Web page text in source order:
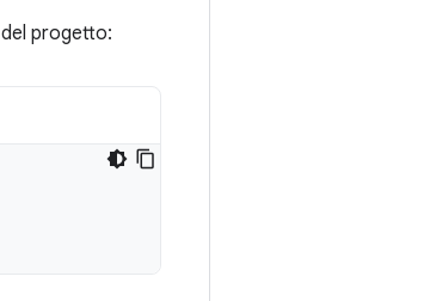
del progetto: